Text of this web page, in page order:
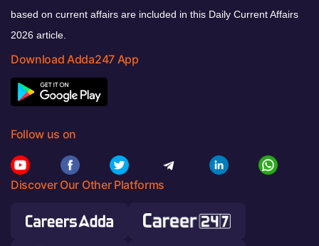
based on current affairs are included in this Daily Current Affairs
2026 article.
Download Adda247 App
Follow us on
Discover Our Other Platforms